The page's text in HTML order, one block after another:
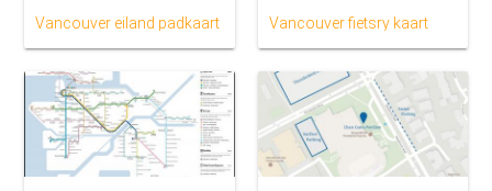
Vancouver eiland padkaart Vancouver fietsry kaart